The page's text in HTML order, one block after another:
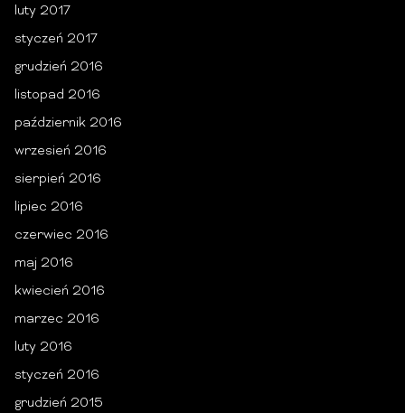
luty 2017
styczeń 2017
grudzień 2016
listopad 2016
październik 2016
wrzesień 2016
sierpień 2016
lipiec 2016
czerwiec 2016
maj 2016
kwiecień 2016
marzec 2016
luty 2016
styczeń 2016
grudzień 2015